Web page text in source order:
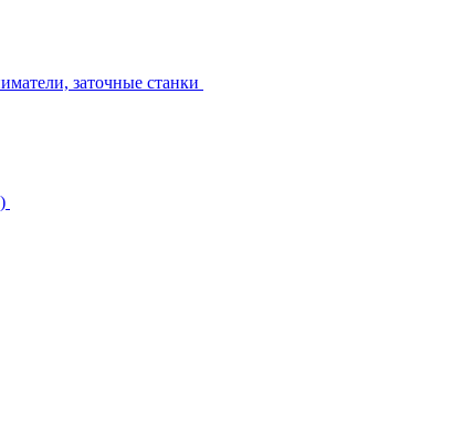
заточные станки